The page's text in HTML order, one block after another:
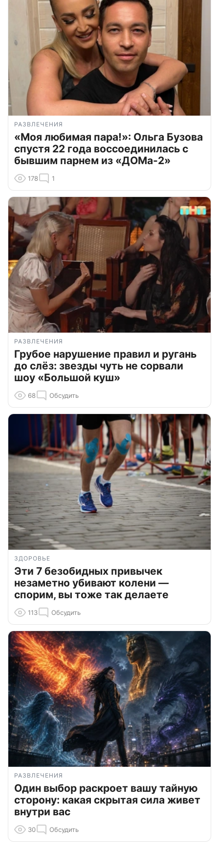
РАЗВЛЕЧЕНИЯ
«Моя любимая пара!»: Ольга Бузова
спустя 22 года воссоединилась с
бывшим парнем из «ДОМа-2»
178 1
РАЗВЛЕЧЕНИЯ
Грубое нарушение правил и ругань
до слёз: звезды чуть не сорвали
шоу «Большой куш»
68 Обсудить
ЗДОРОВЬЕ
Эти 7 безобидных привычек
незаметно убивают колени —
спорим, вы тоже так делаете
113 Обсудить
РАЗВЛЕЧЕНИЯ
Один выбор раскроет вашу тайную
сторону: какая скрытая сила живет
внутри вас
30 Обсудить